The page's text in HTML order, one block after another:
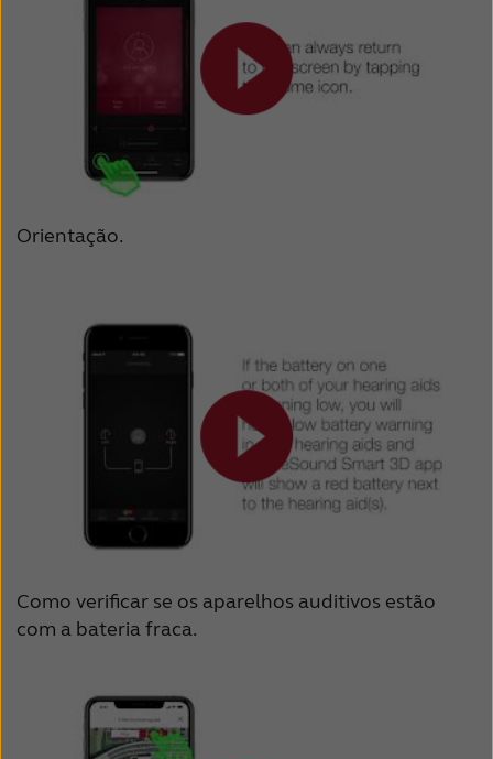
Orientação.
Como verificar se os aparelhos auditivos estão
com a bateria fraca.